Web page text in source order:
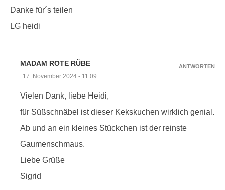
Danke für´s teilen
LG heidi
MADAM ROTE RÜBE
17. November 2024 - 11:09
Vielen Dank, liebe Heidi,
für Süßschnäbel ist dieser Kekskuchen wirklich genial.
Ab und an ein kleines Stückchen ist der reinste
Gaumenschmaus.
Liebe Grüße
Sigrid
ANTWORTEN